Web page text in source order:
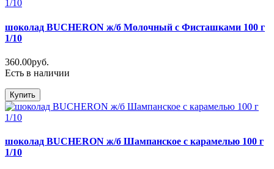
шоколад BUCHERON ж/б Молочный с Фисташками 100 г
1/10
360.00руб.
Есть в наличии
Купить
шоколад BUCHERON ж/б Шампанское с карамелью 100 г
1/10